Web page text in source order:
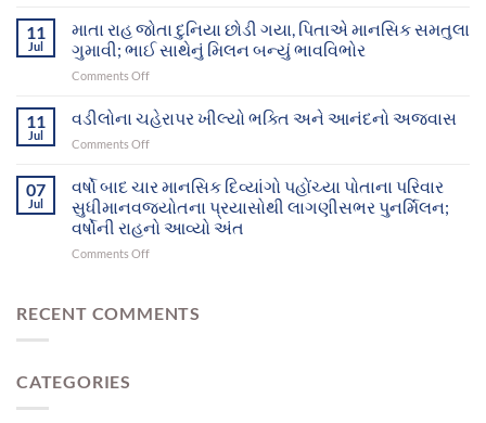
માનસિક
દિવ્યાંગો
સુધી
આશ્રમનાં
12
મનોરોગીઓભુજથી
પોતાના
પરિવાર
11
Jul
માતા રાહ જોતા દુનિયા છોડી ગયા, પિતાએ માનસિક સમતુલા
ગુમાવી; ભાઈ સાથેનું મિલન બન્યું ભાવવિભોર
Comments Offon
રાહ
જોતા
ગયા,
પિતાએ
માનસિક
મિલન
11
Jul
વડીલોના ચહેરાપર ખીલ્યો ભક્તિ અને આનંદનો અજવાસ
Comments Offon
ચહેરાપર
ખીલ્યો
ભક્તિ
અને
આનંદનો
07
Jul
વર્ષો બાદ ચાર માનસિક દિવ્યાંગો પહોંચ્યા પોતાના પરિવાર
સુધીમાનવજ્યોતના પ્રયાસોથી લાગણીસભર પુનર્મિલન;
વર્ષોની રાહનો આવ્યો અંત
Comments Offon
ચાર
RECENT COMMENTS
CATEGORIES